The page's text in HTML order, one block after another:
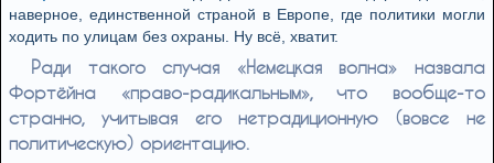
наверное, единственной страной в Европе, где политики могли
ходить по улицам без охраны. Ну всё, хватит.
Ради такого случая «Немецкая волна» назвала
Фортёйна «право-радикальным», что вообще-то
странно, учитывая его нетрадиционную (вовсе не
политическую) ориентацию.